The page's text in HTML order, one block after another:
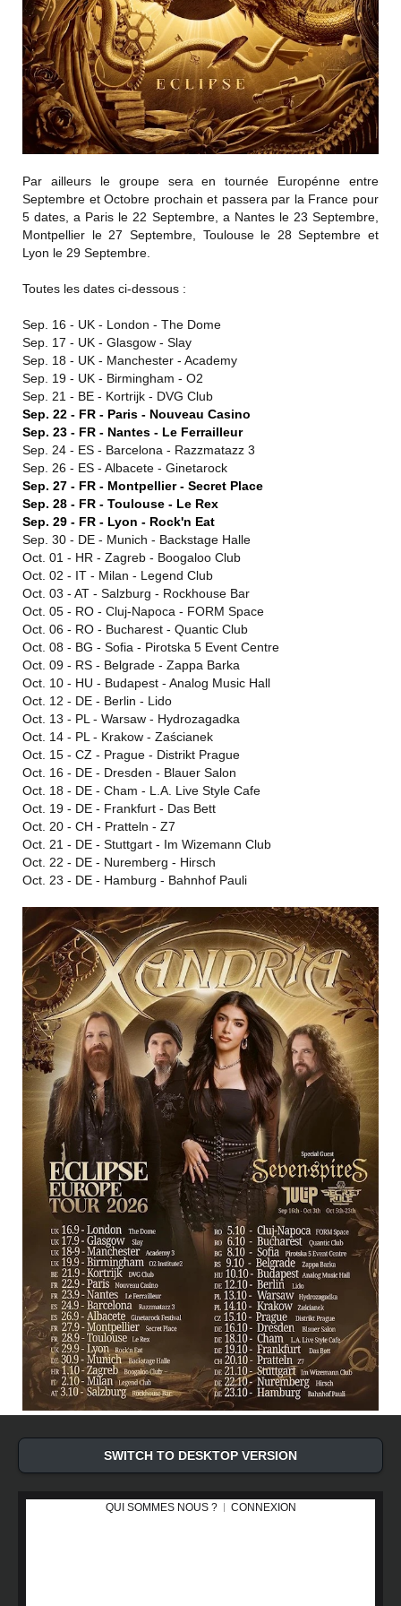
Par ailleurs le groupe sera en tournée Europénne entre
Septembre et Octobre prochain et passera par la France pour
5 dates, a Paris le 22 Septembre, a Nantes le 23 Septembre,
Montpellier le 27 Septembre, Toulouse le 28 Septembre et
Lyon le 29 Septembre.
Toutes les dates ci-dessous :
Sep. 16 - UK - London - The Dome
Sep. 17 - UK - Glasgow - Slay
Sep. 18 - UK - Manchester - Academy
Sep. 19 - UK - Birmingham - O2
Sep. 21 - BE - Kortrijk - DVG Club
Sep. 22 - FR - Paris - Nouveau Casino
Sep. 23 - FR - Nantes - Le Ferrailleur
Sep. 24 - ES - Barcelona - Razzmatazz 3
Sep. 26 - ES - Albacete - Ginetarock
Sep. 27 - FR - Montpellier - Secret Place
Sep. 28 - FR - Toulouse - Le Rex
Sep. 29 - FR - Lyon - Rock'n Eat
Sep. 30 - DE - Munich - Backstage Halle
Oct. 01 - HR - Zagreb - Boogaloo Club
Oct. 02 - IT - Milan - Legend Club
Oct. 03 - AT - Salzburg - Rockhouse Bar
Oct. 05 - RO - Cluj-Napoca - FORM Space
Oct. 06 - RO - Bucharest - Quantic Club
Oct. 08 - BG - Sofia - Pirotska 5 Event Centre
Oct. 09 - RS - Belgrade - Zappa Barka
Oct. 10 - HU - Budapest - Analog Music Hall
Oct. 12 - DE - Berlin - Lido
Oct. 13 - PL - Warsaw - Hydrozagadka
Oct. 14 - PL - Krakow - Zaścianek
Oct. 15 - CZ - Prague - Distrikt Prague
Oct. 16 - DE - Dresden - Blauer Salon
Oct. 18 - DE - Cham - L.A. Live Style Cafe
Oct. 19 - DE - Frankfurt - Das Bett
Oct. 20 - CH - Pratteln - Z7
Oct. 21 - DE - Stuttgart - Im Wizemann Club
Oct. 22 - DE - Nuremberg - Hirsch
Oct. 23 - DE - Hamburg - Bahnhof Pauli
SWITCH TO DESKTOP VERSION
QUI SOMMES NOUS ? CONNEXION